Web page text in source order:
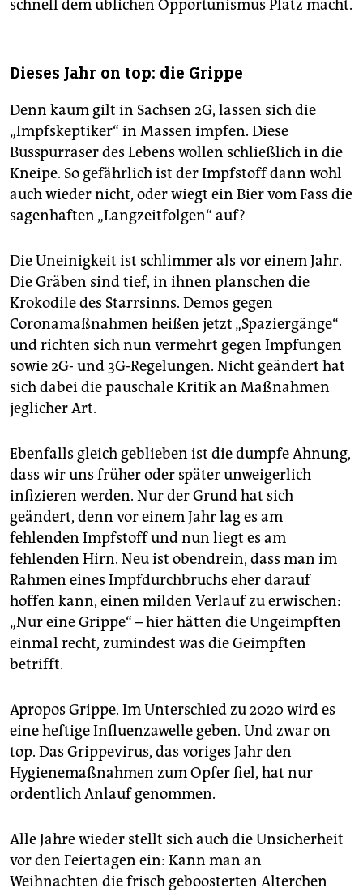
schnell dem üblichen Opportunismus Platz macht.
Dieses Jahr on top: die Grippe
Denn kaum gilt in Sachsen 2G, lassen sich die
„Impfskeptiker“ in Massen impfen. Diese
Busspurraser des Lebens wollen schließlich in die
Kneipe. So gefährlich ist der Impfstoff dann wohl
auch wieder nicht, oder wiegt ein Bier vom Fass die
sagenhaften „Langzeitfolgen“ auf?
Die Uneinigkeit ist schlimmer als vor einem Jahr.
Die Gräben sind tief, in ihnen planschen die
Krokodile des Starrsinns. Demos gegen
Coronamaßnahmen heißen jetzt „Spaziergänge“
und richten sich nun vermehrt gegen Impfungen
sowie 2G- und 3G-Regelungen. Nicht geändert hat
sich dabei die pauschale Kritik an Maßnahmen
jeglicher Art.
Ebenfalls gleich geblieben ist die dumpfe Ahnung,
dass wir uns früher oder später unweigerlich
infizieren werden. Nur der Grund hat sich
geändert, denn vor einem Jahr lag es am
fehlenden Impfstoff und nun liegt es am
fehlenden Hirn. Neu ist obendrein, dass man im
Rahmen eines Impfdurchbruchs eher darauf
hoffen kann, einen milden Verlauf zu erwischen:
„Nur eine Grippe“ – hier hätten die Ungeimpften
einmal recht, zumindest was die Geimpften
betrifft.
Apropos Grippe. Im Unterschied zu 2020 wird es
eine heftige Influenzawelle geben. Und zwar on
top. Das Grippevirus, das voriges Jahr den
Hygienemaßnahmen zum Opfer fiel, hat nur
ordentlich Anlauf genommen.
Alle Jahre wieder stellt sich auch die Unsicherheit
vor den Feiertagen ein: Kann man an
Weihnachten die frisch geboosterten Alterchen